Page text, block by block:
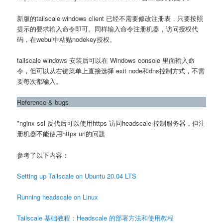
新版的tailscale windows client 已经不需要修改注册表，只要按照
提示的要求输入命令即可。同样输入命令注册机器，访问授权代
码，在webui中粘贴nodekey授权。
tailscale windows 安装后可以在 Windows console 里面输入命
令，但可以从右键菜单上直接选择 exit node和dns控制方式，不需
要每次都输入。
Reference & bugs
*nginx ssl 反代后可以使用https 访问headscale 控制服务器，但注
册机器不能使用https uri的问题
参考了以下内容：
Setting up Tailscale on Ubuntu 20.04 LTS
Running headscale on Linux
Tailscale 基础教程：Headscale 的部署方法和使用教程